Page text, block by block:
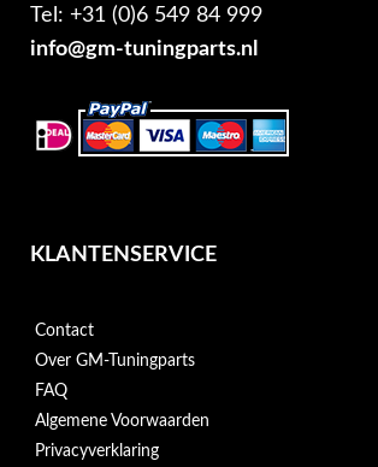
Tel: +31 (0)6 549 84 999
info@gm-tuningparts.nl
KLANTENSERVICE
Contact
Over GM-Tuningparts
FAQ
Algemene Voorwaarden
Privacyverklaring